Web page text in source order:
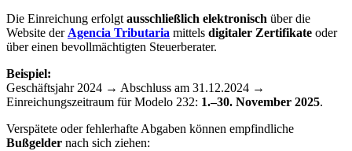
Die Einreichung erfolgt ausschließlich elektronisch über die
Website der Agencia Tributaria mittels digitaler Zertifikate oder
über einen bevollmächtigten Steuerberater.
Beispiel:
Geschäftsjahr 2024 → Abschluss am 31.12.2024 →
Einreichungszeitraum für Modelo 232: 1.–30. November 2025.
Verspätete oder fehlerhafte Abgaben können empfindliche
Bußgelder nach sich ziehen: